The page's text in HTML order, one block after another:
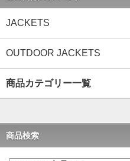
JACKETS
OUTDOOR JACKETS
商品カテゴリー一覧
商品検索